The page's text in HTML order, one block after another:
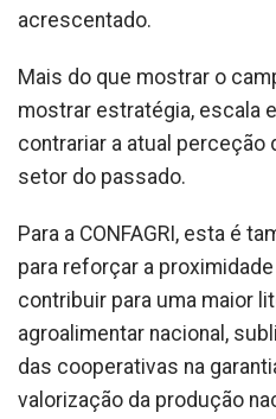
acrescentado.
Mais do que mostrar o
mostrar estratégia, escala
contrariar a atual perceção
setor do passado.
Para a CONFAGRI, esta é
para reforçar a
contribuir para uma maior
agroalimentar nacional,
das cooperativas na
valorização da produção